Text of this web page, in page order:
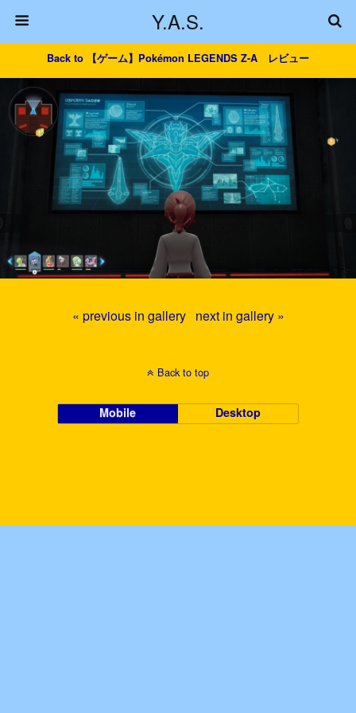
Y.A.S.
Back to 【ゲーム】Pokémon LEGENDS Z-A レビュー
« previous in gallery next in gallery »
Back to top
Mobile Desktop